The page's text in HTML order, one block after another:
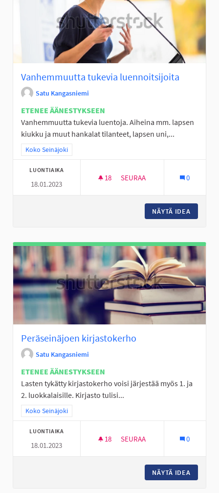
Vanhemmuutta tukevia luennoitsijoita
Satu Kangasniemi
ETENEE ÄÄNESTYKSEEN
Vanhemmuutta tukevia luentoja. Aiheina mm. lapsen
kiukku ja muut hankalat tilanteet, lapsen uni,...
Rajaa tulokset teeman mukaan: Koko Seinäjoki
Koko Seinäjoki
LUONTIAIKA
18.01.2023
18 18 SEURAAJAA
SEURAA 0
NÄYTÄ IDEA
Peräseinäjoen kirjastokerho
Satu Kangasniemi
ETENEE ÄÄNESTYKSEEN
Lasten tykätty kirjastokerho voisi järjestää myös 1. ja
2. luokkalaisille. Kirjasto tulisi...
Rajaa tulokset teeman mukaan: Koko Seinäjoki
Koko Seinäjoki
LUONTIAIKA
18.01.2023
18 18 SEURAAJAA
SEURAA 0
NÄYTÄ IDEA